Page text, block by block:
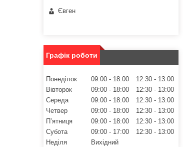
Євген
Графік роботи
Понеділок 09:00 18:00 12:30
13:00
Вівторок
09:00 18:00 12:30
13:00
Середа
09:00 18:00 12:30
13:00
Четвер
09:00 18:00 12:30
13:00
Пʼятниця
09:00 18:00 12:30
13:00
Субота
09:00 17:00 12:30
13:00
Неділя
Вихідний